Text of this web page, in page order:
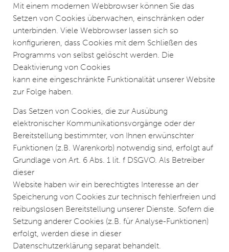
Mit einem modernen Webbrowser können Sie das
Setzen von Cookies überwachen, einschränken oder
unterbinden. Viele Webbrowser lassen sich so
konfigurieren, dass Cookies mit dem Schließen des
Programms von selbst gelöscht werden. Die
Deaktivierung von Cookies
kann eine eingeschränkte Funktionalität unserer Website
zur Folge haben.
Das Setzen von Cookies, die zur Ausübung
elektronischer Kommunikationsvorgänge oder der
Bereitstellung bestimmter, von Ihnen erwünschter
Funktionen (z.B. Warenkorb) notwendig sind, erfolgt auf
Grundlage von Art. 6 Abs. 1 lit. f DSGVO. Als Betreiber
dieser
Website haben wir ein berechtigtes Interesse an der
Speicherung von Cookies zur technisch fehlerfreien und
reibungslosen Bereitstellung unserer Dienste. Sofern die
Setzung anderer Cookies (z.B. für Analyse-Funktionen)
erfolgt, werden diese in dieser
Datenschutzerklärung separat behandelt.